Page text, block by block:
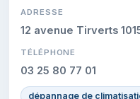
ADRESSE
12 avenue Tirverts
TÉLÉPHONE
03 25 80 77 01
dépannage de